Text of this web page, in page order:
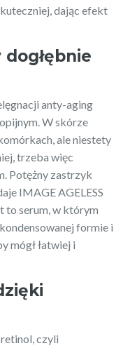
dając efekt
anty-aging
W skórze
ale niestety
trzeba więc
Potężny zastrzyk
IMAGE AGELESS
to serum, w którym
formie i
mógł łatwiej i
czyli